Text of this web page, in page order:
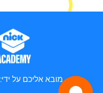
מובא אליכם על ידי: